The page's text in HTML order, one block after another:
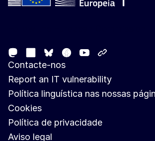
MastodonLinkedIn
Bluesky
Facebook
Youtube
Contacte-nos
Report an IT vulnerability
Política linguística nas nossas
Cookies
Política de privacidade
Aviso legal